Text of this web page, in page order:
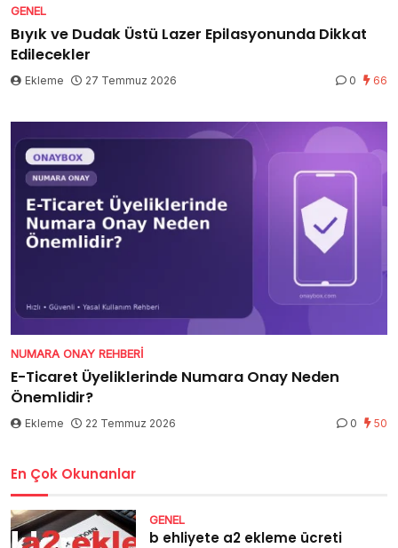
GENEL
Bıyık ve Dudak Üstü Lazer Epilasyonunda Dikkat
Edilecekler
Ekleme 27 Temmuz 2026 0 66
NUMARA ONAY REHBERI
E-Ticaret Üyeliklerinde Numara Onay Neden
Önemlidir?
Ekleme 22 Temmuz 2026 0 50
En Çok Okunanlar
GENEL
b ehliyete a2 ekleme ücreti